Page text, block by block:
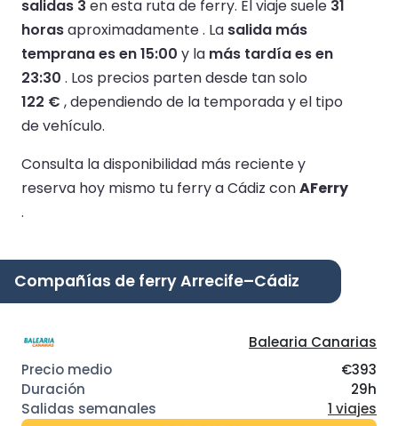
salidas 3 en esta ruta de ferry. El viaje suele 31
horasaproximadamente . La salida más
temprana es en 15:00 y la más tardía es en
23:30 . Los precios parten desde tan solo
122 € , dependiendo de la temporada y el tipo
de vehículo.
Consulta la disponibilidad más reciente y
reserva hoy mismo tu ferry a Cádiz conAFerry
.
Compañías de ferry Arrecife–Cádiz
Balearia Canarias
€393
29h
1 viajes